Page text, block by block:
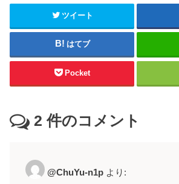
ツイート
はてブ
Pocket
2 件のコメント
@ChuYu-n1p より: